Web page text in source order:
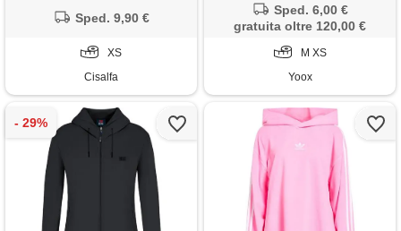
Sped. 9,90 €
XS
Cisalfa
Sped. 6,00 €
gratuita oltre 120,00 €
M XS
Yoox